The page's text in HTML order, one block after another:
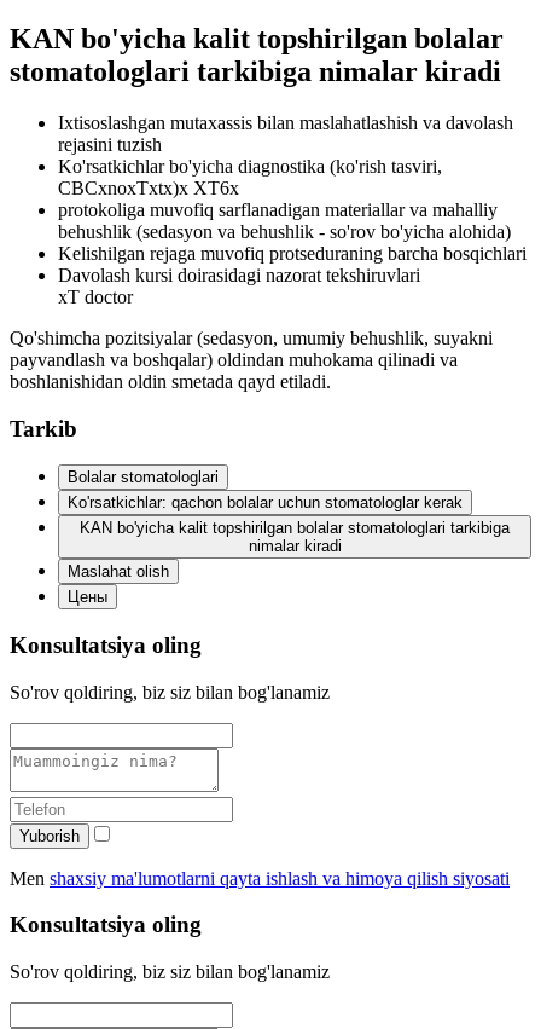
KAN bo'yicha kalit topshirilgan bolalar
stomatologlari tarkibiga nimalar kiradi
Ixtisoslashgan mutaxassis bilan maslahatlashish va davolash
rejasini tuzish
Ko'rsatkichlar bo'yicha diagnostika (ko'rish tasviri,
CBCxnoxTxtx)x XT6x
protokoliga muvofiq sarflanadigan materiallar va mahalliy
behushlik (sedasyon va behushlik - so'rov bo'yicha alohida)
Kelishilgan rejaga muvofiq protseduraning barcha bosqichlari
Davolash kursi doirasidagi nazorat tekshiruvlari
xT doctor
Qo'shimcha pozitsiyalar (sedasyon, umumiy behushlik, suyakni
payvandlash va boshqalar) oldindan muhokama qilinadi va
boshlanishidan oldin smetada qayd etiladi.
Tarkib
Bolalar stomatologlari
Ko'rsatkichlar: qachon bolalar uchun stomatologlar kerak
KAN bo'yicha kalit topshirilgan bolalar stomatologlari tarkibiga
nimalar kiradi
Maslahat olish
Цены
Konsultatsiya oling
So'rov qoldiring, biz siz bilan bog'lanamiz
Yuborish
Men shaxsiy ma'lumotlarni qayta ishlash va himoya qilish siyosati
Konsultatsiya oling
So'rov qoldiring, biz siz bilan bog'lanamiz